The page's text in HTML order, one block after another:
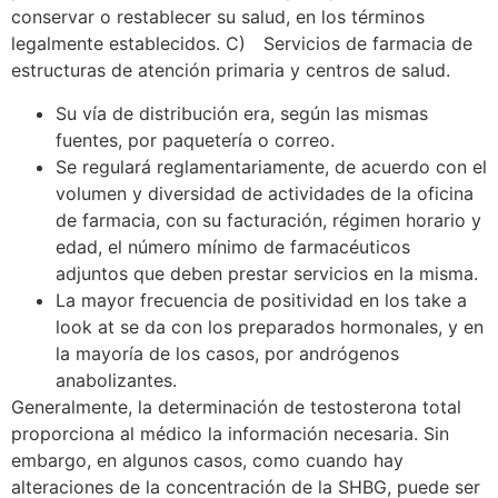
conservar o restablecer su salud, en los términos
legalmente establecidos. C) Servicios de farmacia de
estructuras de atención primaria y centros de salud.
Su vía de distribución era, según las mismas
fuentes, por paquetería o correo.
Se regulará reglamentariamente, de acuerdo con el
volumen y diversidad de actividades de la oficina
de farmacia, con su facturación, régimen horario y
edad, el número mínimo de farmacéuticos
adjuntos que deben prestar servicios en la misma.
La mayor frecuencia de positividad en los take a
look at se da con los preparados hormonales, y en
la mayoría de los casos, por andrógenos
anabolizantes.
Generalmente, la determinación de testosterona total
proporciona al médico la información necesaria. Sin
embargo, en algunos casos, como cuando hay
alteraciones de la concentración de la SHBG, puede ser